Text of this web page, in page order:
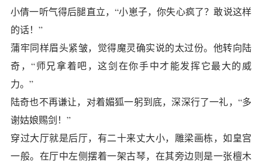
小倩一听气得后腿直立，“小崽子，你失心疯了？敢说这样
的话！”
蒲牢同样眉头紧皱，觉得魔灵确实说的太过份。他转向陆
奇，“师兄拿着吧，这剑在你手中才能发挥它最大的威
力。”
陆奇也不再谦让，对着媚狐一躬到底，深深行了一礼，“多
谢姑娘赐剑！”
穿过大厅就是后厅，有二十来丈大小，雕梁画栋，如皇宫
一般。在厅中左侧摆着一架古琴，在其旁边则是一张檀木